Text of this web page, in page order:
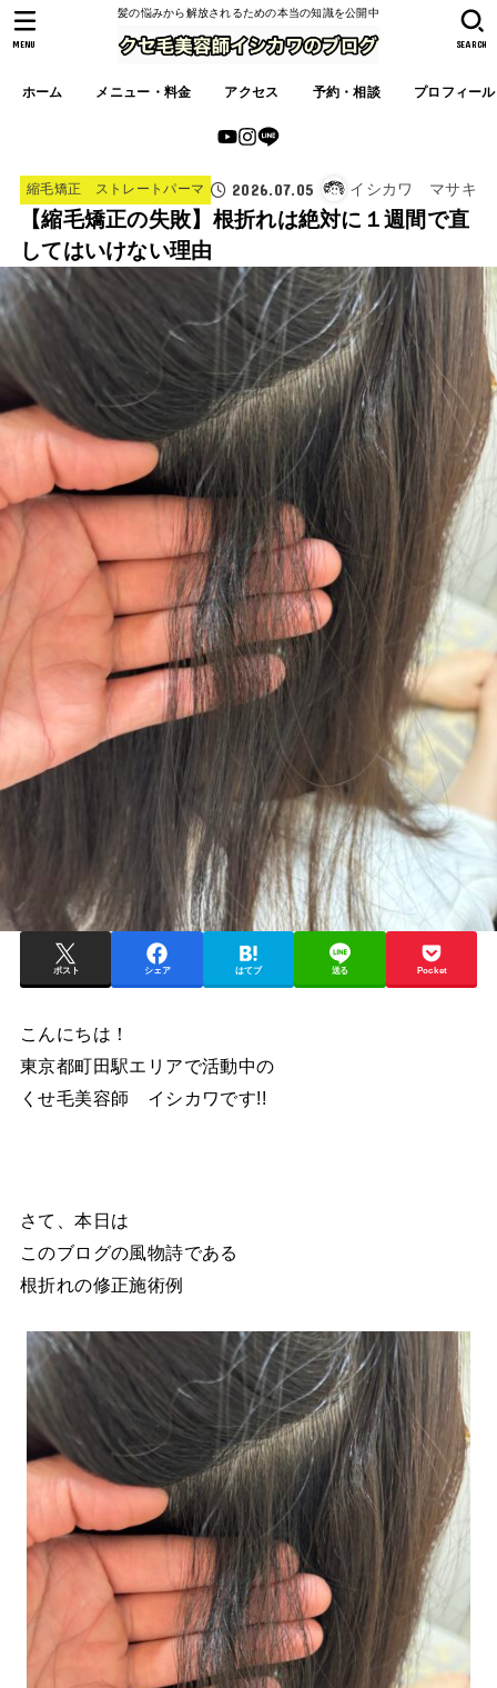
髪の悩みから解放されるための本当の知識を公開中
ホーム メニュー・料金 アクセス 予約・相談 プロフィール
SEARCH
MENU
縮毛矯正 ストレートパーマ 2026.07.05 イシカワ マサキ
【縮毛矯正の失敗】根折れは絶対に１週間で直
してはいけない理由
ポスト シェア はてブ 送る Pocket
こんにちは！
東京都町田駅エリアで活動中の
くせ毛美容師 イシカワです!!
さて、本日は
このブログの風物詩である
根折れの修正施術例